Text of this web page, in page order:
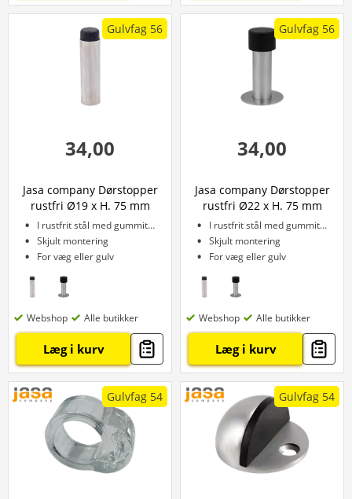
Gulvfag 56
34,00
Jasa company Dørstopper
rustfri Ø19 x H. 75 mm
I rustfrit stål med gummitop
Skjult montering
For væg eller gulv
Webshop Alle butikker
Læg i kurv
Gulvfag 56
34,00
Jasa company Dørstopper
rustfri Ø22 x H. 75 mm
I rustfrit stål med gummitop
Skjult montering
For væg eller gulv
Webshop Alle butikker
Læg i kurv
Gulvfag 54 Gulvfag 54